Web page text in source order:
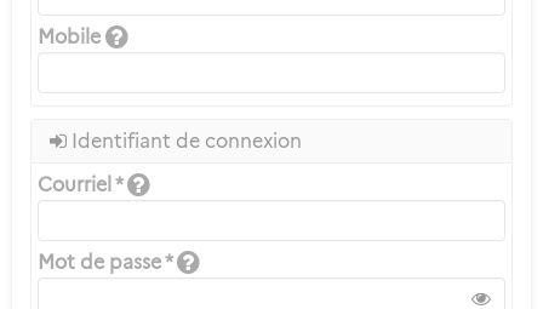
Mobile
Identifiant de connexion
Courriel *
Mot de passe *